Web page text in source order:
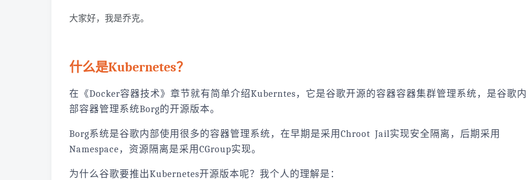
大家好，我是乔克。
什么是Kubernetes？
在《Docker容器技术》章节就有简单介绍Kuberntes，它是谷歌开源的容器容器集群管理系统，是谷歌内
部容器管理系统Borg的开源版本。
Borg系统是谷歌内部使用很多的容器管理系统，在早期是采用Chroot Jail实现安全隔离，后期采用
Namespace，资源隔离是采用CGroup实现。
为什么谷歌要推出Kubernetes开源版本呢？我个人的理解是：